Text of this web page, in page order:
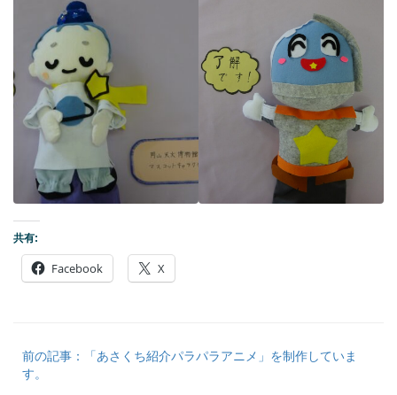
共有:
Facebook X
前の記事：「あさくち紹介パラパラアニメ」を制作していま
す。